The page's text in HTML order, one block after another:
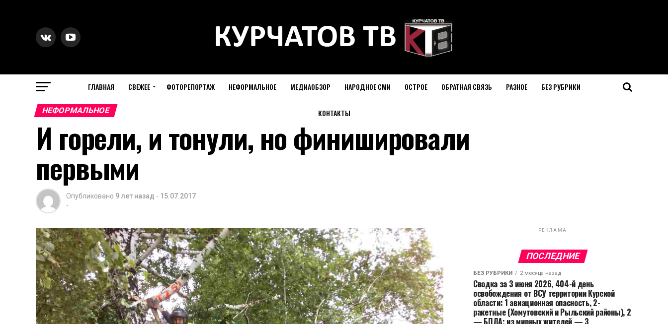
ГЛАВНАЯ СВЕЖЕЕ ФОТОРЕПОРТАЖ НЕФОРМАЛЬНОЕ МЕДИАОБЗОР НАРОДНОЕ СМИ ОСТРОЕ ОБРАТНАЯ СВЯЗЬ РАЗНОЕ БЕЗ РУБРИКИ
КОНТАКТЫ
НЕФОРМАЛЬНОЕ
И горели, и тонули, но финишировали
первыми
Опубликовано 9 лет назад - 15.07.2017
-
РЕКЛАМА
ПОСЛЕДНИЕ
БЕЗ РУБРИКИ 2 месяца назад
Сводка за 3 июня 2026, 404-й день
освобождения от ВСУ территории Курской
области: 1 авиационная опасность, 2-
ракетные (Хомутовский и Рыльский районы), 2
— БПЛА; из мирных жителей — 3